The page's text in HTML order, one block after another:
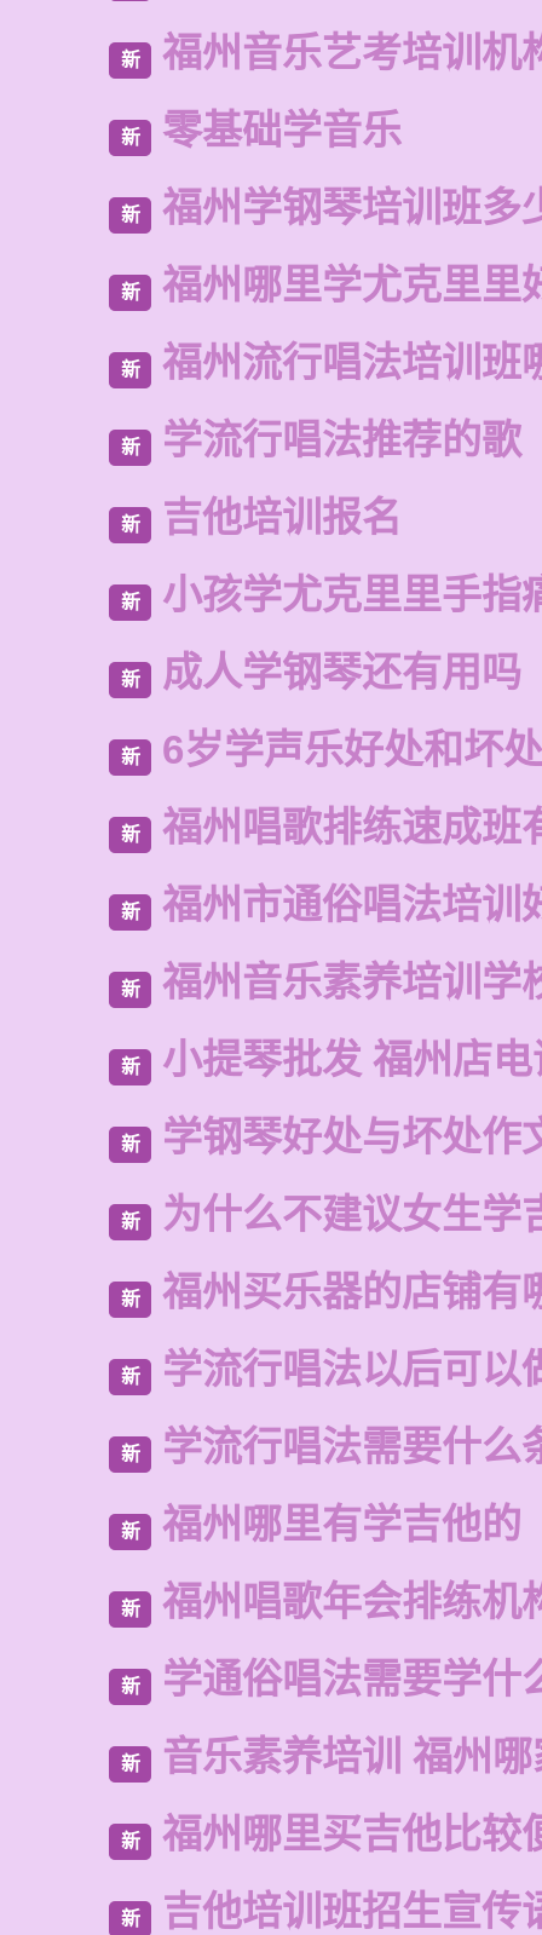
新 福州音乐艺考培训机
新 零基础学音乐
新 福州学钢琴培训班多
新 福州哪里学尤克里里
新 福州流行唱法培训班
新 学流行唱法推荐的歌
新 吉他培训报名
新 小孩学尤克里里手指
新 成人学钢琴还有用吗
新 6岁学声乐好处和坏处
新 福州唱歌排练速成班
新 福州市通俗唱法培训
新 福州音乐素养培训学
新 小提琴批发 福州店
新 学钢琴好处与坏处作
新 为什么不建议女生学
新 福州买乐器的店铺有
新 学流行唱法以后可以
新 学流行唱法需要什么
新 福州哪里有学吉他的
新 福州唱歌年会排练机
新 学通俗唱法需要学什
新 音乐素养培训 福州
新 福州哪里买吉他比较
新 吉他培训班招生宣传